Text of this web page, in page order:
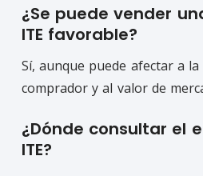
¿Se puede vender
ITE favorable?
Sí, aunque puede afectar a
comprador y al valor de
¿Dónde consultar el
ITE?